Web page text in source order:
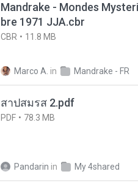
Mandrake - Mondes
bre 1971 JJA.cbr
CBR 11.8 MB
Marco A. in Mandrake - FR
สาปสมรส 2.pdf
PDF 78.3 MB
Pandarin in My 4shared